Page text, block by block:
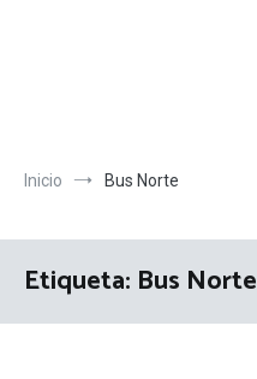
Inicio Bus Norte
Etiqueta: Bus Norte